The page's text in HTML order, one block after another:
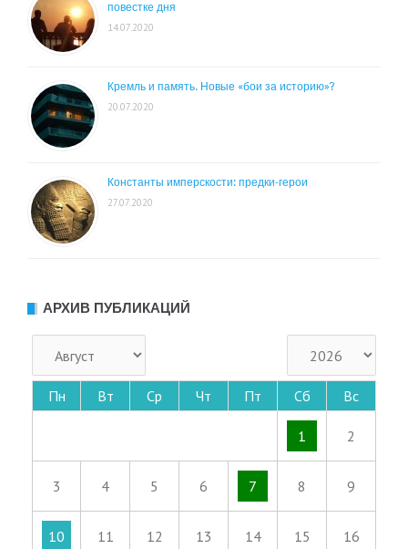
повестке дня
14.07.2020
Кремль и память. Новые «бои за историю»?
20.07.2020
Константы имперскости: предки-герои
27.07.2020
АРХИВ ПУБЛИКАЦИЙ
Пн Вт Ср Чт Пт Сб Вс
1 2
3 4 5 6 7 8 9
10 11 12 13 14 15 16